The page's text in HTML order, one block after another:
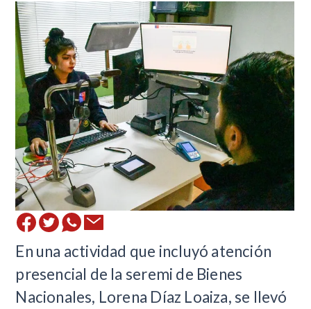
En una actividad que incluyó atención
presencial de la seremi de Bienes
Nacionales, Lorena Díaz Loaiza, se llevó